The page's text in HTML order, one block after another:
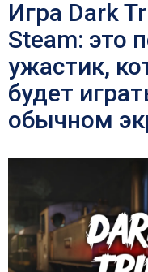
Игра Dark
Steam: это
ужастик,
будет
обычном